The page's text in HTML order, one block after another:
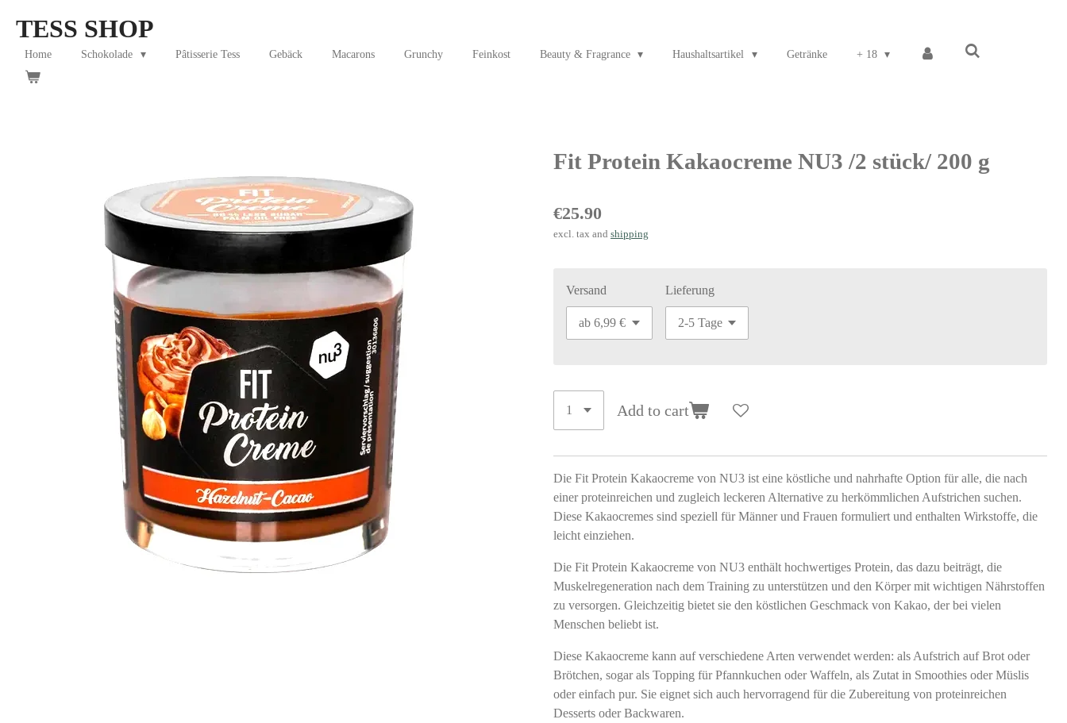
main
content
TESS SHOP
Home Schokolade Pâtisserie Tess Gebäck Macarons Grunchy Feinkost Beauty & Fragrance Haushaltsartikel Getränke + 18
Fit Protein Kakaocreme NU3 /2 stück/ 200 g
€25.90
excl. tax and shipping
Versand Lieferung
Add to cart
Die Fit Protein Kakaocreme von NU3 ist eine köstliche und nahrhafte Option für alle, die nach
einer proteinreichen und zugleich leckeren Alternative zu herkömmlichen Aufstrichen suchen.
Diese Kakaocremes sind speziell für Männer und Frauen formuliert und enthalten Wirkstoffe, die
leicht einziehen.
Die Fit Protein Kakaocreme von NU3 enthält hochwertiges Protein, das dazu beiträgt, die
Muskelregeneration nach dem Training zu unterstützen und den Körper mit wichtigen Nährstoffen
zu versorgen. Gleichzeitig bietet sie den köstlichen Geschmack von Kakao, der bei vielen
Menschen beliebt ist.
Diese Kakaocreme kann auf verschiedene Arten verwendet werden: als Aufstrich auf Brot oder
Brötchen, sogar als Topping für Pfannkuchen oder Waffeln, als Zutat in Smoothies oder Müslis
oder einfach pur. Sie eignet sich auch hervorragend für die Zubereitung von proteinreichen
Desserts oder Backwaren.